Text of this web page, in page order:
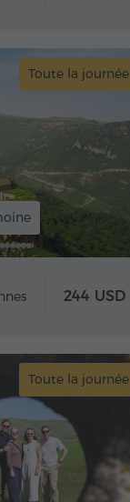
Toute la journée
244 USD
Toute la journée